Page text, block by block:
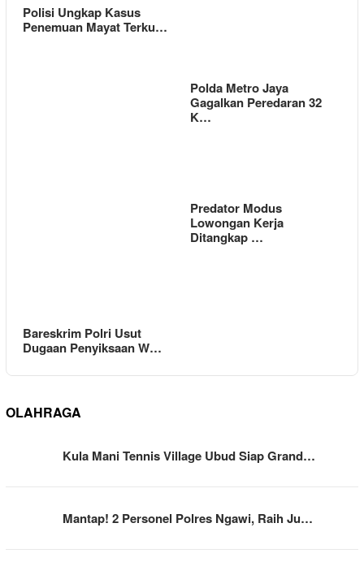
Polisi Ungkap Kasus
Penemuan Mayat Terku…
Polda Metro Jaya
Gagalkan Peredaran 32
K…
Bareskrim Polri Usut
Dugaan Penyiksaan W…
Predator Modus
Lowongan Kerja
Ditangkap …
OLAHRAGA
Kula Mani Tennis Village Ubud Siap Grand…
Mantap! 2 Personel Polres Ngawi, Raih Ju…